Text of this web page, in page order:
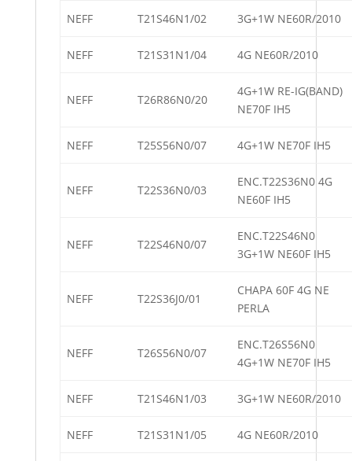
NEFF T21S46N1/02 3G+1W NE60R/2010
NEFF T21S31N1/04 4G NE60R/2010
NEFF T26R86N0/20
4G+1W RE-IG(BAND)
NE70F IH5
NEFF T25S56N0/07 4G+1W NE70F IH5
NEFF T22S36N0/03
ENC.T22S36N0 4G
NE60F IH5
NEFF T22S46N0/07
ENC.T22S46N0
3G+1W NE60F IH5
NEFF T22S36J0/01
CHAPA 60F 4G NE
PERLA
NEFF T26S56N0/07
ENC.T26S56N0
4G+1W NE70F IH5
NEFF T21S46N1/03 3G+1W NE60R/2010
NEFF T21S31N1/05 4G NE60R/2010